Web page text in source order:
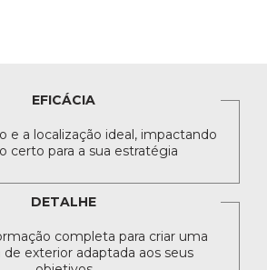
EFICÁCIA
e a localização ideal, impactando
certo para a sua estratégia
DETALHE
completa para criar uma
de exterior adaptada aos seus